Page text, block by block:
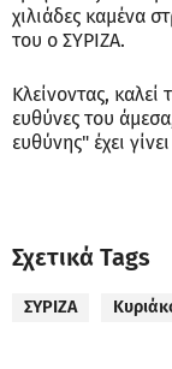
χιλιάδες καμένα
του ο ΣΥΡΙΖΑ.
Κλείνοντας,
ευθύνες του
ευθύνης" έχει
Σχετικά Tags
ΣΥΡΙΖΑ